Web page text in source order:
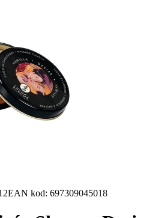
EAN kod: 697309045018